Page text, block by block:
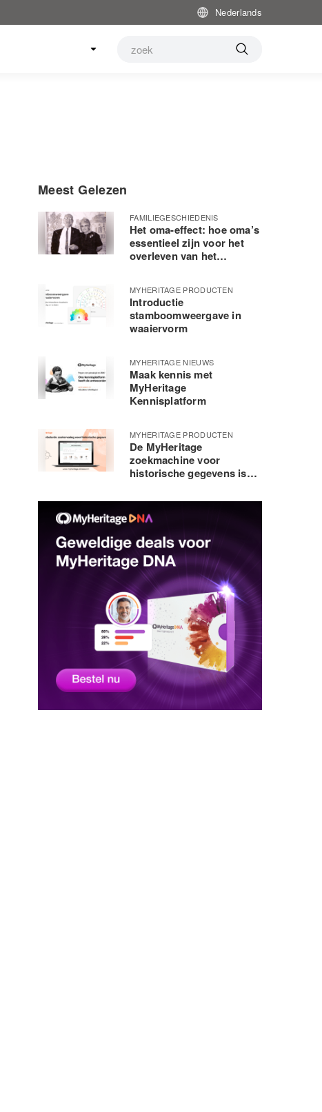
Nederlands
Meest Gelezen
FAMILIEGESCHIEDENIS
Het oma-effect: hoe oma’s
essentieel zijn voor het
overleven van het
MYHERITAGE PRODUCTEN
Introductie
stamboomweergave in
waaiervorm
MYHERITAGE NIEUWS
Maak kennis met
MyHeritage
Kennisplatform
MYHERITAGE PRODUCTEN
De MyHeritage
zoekmachine voor
historische gegevens is